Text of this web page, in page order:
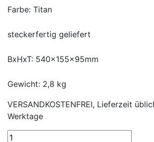
Farbe: Titan
steckerfertig geliefert
BxHxT: 540x155x95mm
Gewicht: 2,8 kg
VERSANDKOSTENFREI, Lieferzeit
Werktage
Infrarot-